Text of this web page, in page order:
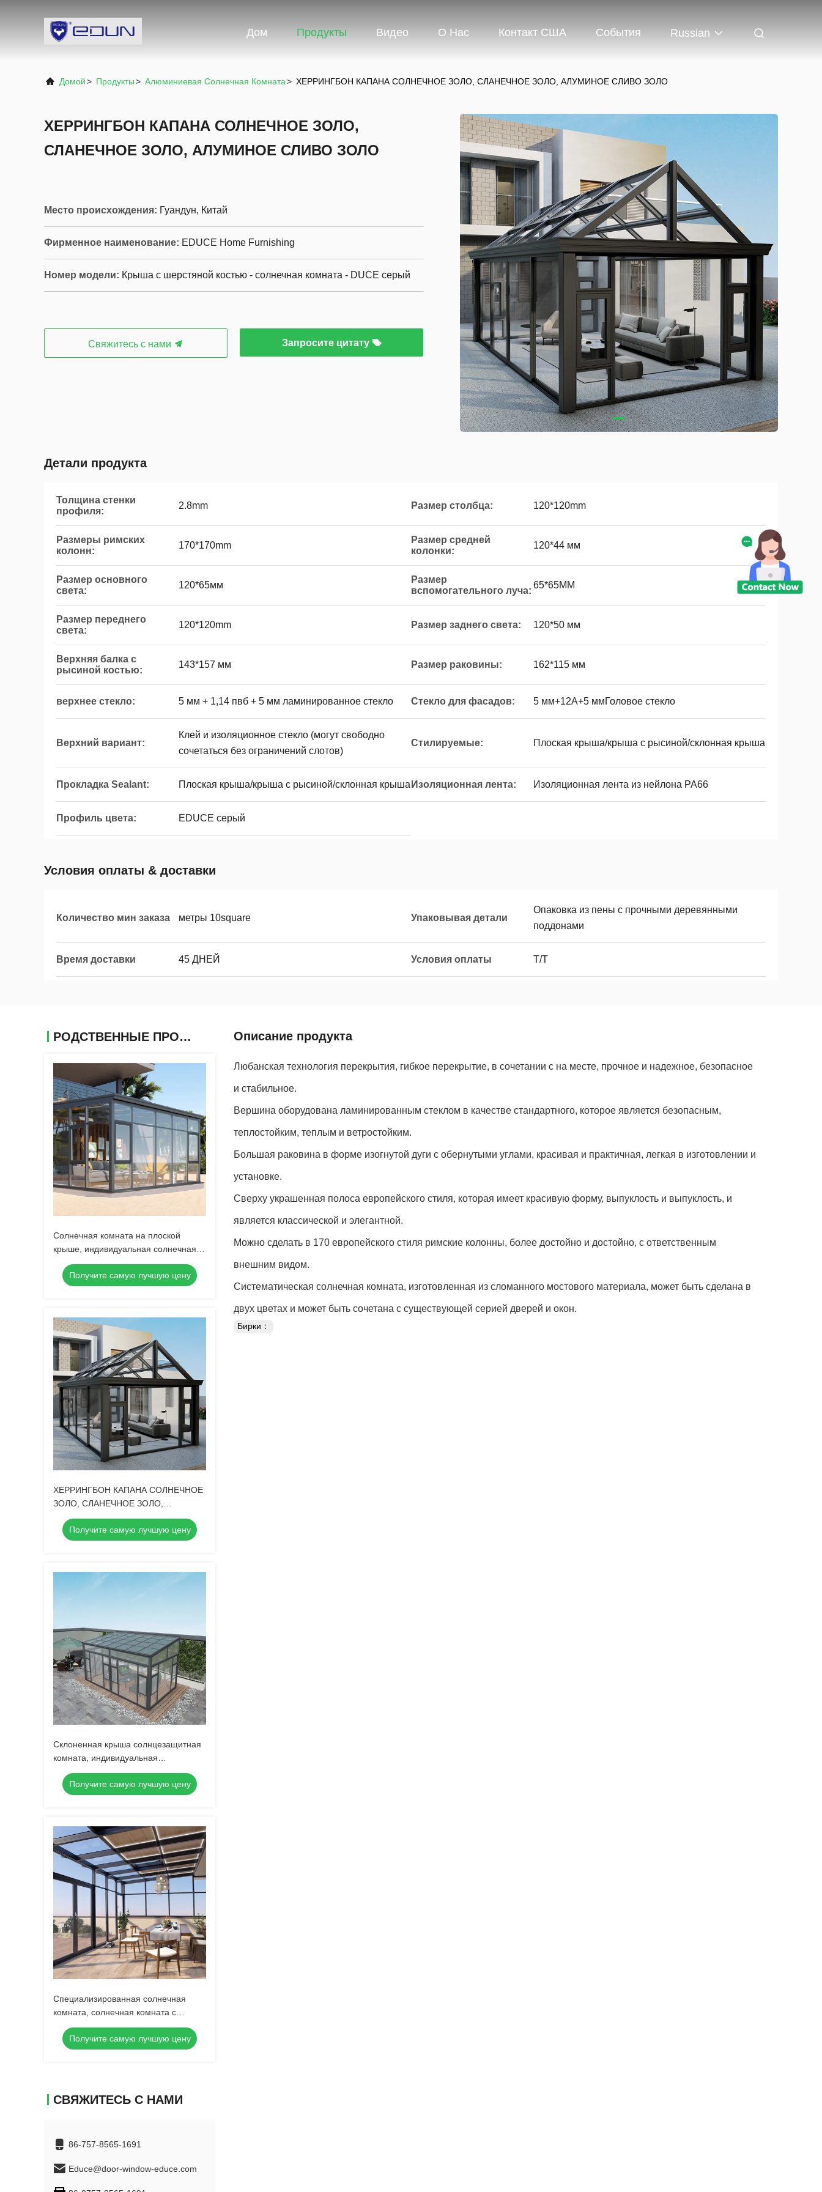
Дом Продукты Видео О Нас Контакт США События Russian
Домой> Продукты> Алюминиевая Солнечная Комната> ХЕРРИНГБОН КАПАНА СОЛНЕЧНОЕ ЗОЛО, СЛАНЕЧНОЕ ЗОЛО, АЛУМИНОЕ СЛИВО ЗОЛО
ХЕРРИНГБОН КАПАНА СОЛНЕЧНОЕ ЗОЛО,
СЛАНЕЧНОЕ ЗОЛО, АЛУМИНОЕ СЛИВО ЗОЛО
Место происхождения: Гуандун, Китай
Фирменное наименование: EDUCE Home Furnishing
Номер модели: Крыша с шерстяной костью - солнечная комната - DUCE серый
Свяжитесь с нами Запросите цитату
Детали продукта
Толщина стенки
профиля:
2.8mm Размер столбца: 120*120mm
Размеры римских
колонн:
170*170mm
Размер средней
колонки:
120*44 мм
Размер основного
света:
120*65мм
Размер
вспомогательного луча:
65*65MM
Размер переднего
света:
120*120mm Размер заднего света: 120*50 мм
Верхняя балка с
рысиной костью:
143*157 мм Размер раковины: 162*115 мм
верхнее стекло: 5 мм + 1,14 пвб + 5 мм ламинированное стекло Стекло для фасадов: 5 мм+12А+5 ммГоловое стекло
Верхний вариант:
Клей и изоляционное стекло (могут свободно
сочетаться без ограничений слотов)
Стилируемые: Плоская крыша/крыша с рысиной/склонная крыша
Прокладка Sealant: Плоская крыша/крыша с рысиной/склонная крыша Изоляционная лента: Изоляционная лента из нейлона PA66
Профиль цвета: EDUCE серый
Условия оплаты & доставки
Количество мин заказа метры 10square Упаковывая детали
Опаковка из пены с прочными деревянными
поддонами
Время доставки 45 ДНЕЙ Условия оплаты T/T
РОДСТВЕННЫЕ ПРОДУКТЫ
Солнечная комната на плоской
крыше, индивидуальная солнечная
комната, солнечная комната из
алюминиевого сплава
Получите самую лучшую цену
ХЕРРИНГБОН КАПАНА СОЛНЕЧНОЕ
ЗОЛО, СЛАНЕЧНОЕ ЗОЛО,
АЛУМИНОЕ СЛИВО ЗОЛО
Получите самую лучшую цену
Склоненная крыша солнцезащитная
комната, индивидуальная
солнцезащитная комната, мостовая
резьба Алюминиевая
солнцезащитная комната,
комната
Получите самую лучшую цену
Специализированная солнечная
комната, солнечная комната с
алюминиевой резьбой на мосту,
солнечная комната с наклонной
крышей
Получите самую лучшую цену
СВЯЖИТЕСЬ С НАМИ
86-757-8565-1691
Educe@door-window-educe.com
Описание продукта
Любанская технология перекрытия, гибкое перекрытие, в сочетании с на месте, прочное и надежное, безопасное
и стабильное.
Вершина оборудована ламинированным стеклом в качестве стандартного, которое является безопасным,
теплостойким, теплым и ветростойким.
Большая раковина в форме изогнутой дуги с обернутыми углами, красивая и практичная, легкая в изготовлении и
установке.
Сверху украшенная полоса европейского стиля, которая имеет красивую форму, выпуклость и выпуклость, и
является классической и элегантной.
Можно сделать в 170 европейского стиля римские колонны, более достойно и достойно, с ответственным
внешним видом.
Систематическая солнечная комната, изготовленная из сломанного мостового материала, может быть сделана в
двух цветах и может быть сочетана с существующей серией дверей и окон.
Бирки：